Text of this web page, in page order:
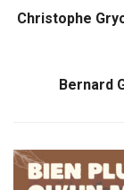
Christophe
Bernard